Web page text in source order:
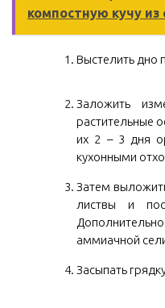
компостную кучу
Выстелить дно
Заложить
растительные
их 2 – 3 дня
кухонными
Затем
листвы и
аммиачной
Засыпать